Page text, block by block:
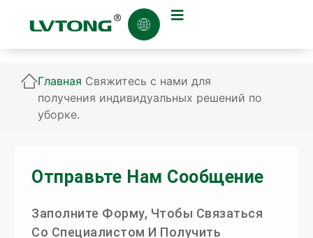
Главная Свяжитесь с нами для
получения индивидуальных решений по
уборке.
Отправьте Нам Сообщение
Заполните Форму, Чтобы Связаться
Со Специалистом И Получить